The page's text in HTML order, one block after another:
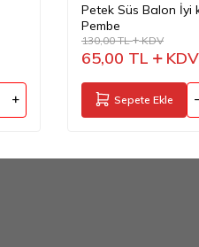
Petek Süs Balon İyi
Pembe
130,00TL KDV
65,00 TL KDV
Sepete Ekle